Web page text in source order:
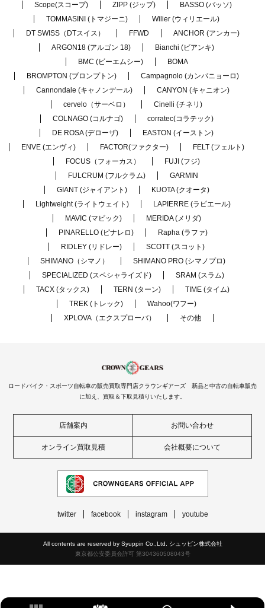
Scope(スコープ)
ZIPP (ジップ)
BASSO (バッソ)
TOMMASINI (トマジーニ)
Wilier (ウィリエール)
DT SWISS（DTスイス）
FFWD
ANCHOR (アンカー)
ARGON18 (アルゴン 18)
Bianchi (ビアンキ)
BMC (ビーエムシー)
BOMA
BROMPTON (ブロンプトン)
Campagnolo (カンパニョーロ)
Cannondale (キャノンデール)
CANYON (キャニオン)
cervelo（サーベロ）
Cinelli (チネリ)
COLNAGO (コルナゴ)
corratec(コラテック)
DE ROSA (デローザ)
EASTON (イーストン)
ENVE (エンヴィ)
FACTOR(ファクター)
FELT (フェルト)
FOCUS（フォーカス）
FUJI (フジ)
FULCRUM (フルクラム)
GARMIN
GIANT (ジャイアント)
KUOTA (クオータ)
Lightweight (ライトウェイト)
LAPIERRE (ラピエール)
MAVIC (マビック)
MERIDA (メリダ)
PINARELLO (ピナレロ)
Rapha (ラファ)
RIDLEY (リドレー)
SCOTT (スコット)
SHIMANO（シマノ）
SHIMANO PRO (シマノプロ)
SPECIALIZED (スペシャライズド)
SRAM (スラム)
TACX (タックス)
TERN (ターン)
TIME (タイム)
TREK (トレック)
Wahoo(ワフー)
XPLOVA（エクスプローバ）
その他
ロードバイク・スポーツ自転車の販売買取専門店クラウンギアーズ 新品と中古の自転車販売
に加え、買取＆下取見積りいたします。
店舗案内 お問い合わせ
オンライン買取見積 会社概要について
twitter facebook instagram youtube
All contents are reserved by Syuppin Co.,Ltd. シュッピン株式会社
東京都公安委員会許可 第304360508043号